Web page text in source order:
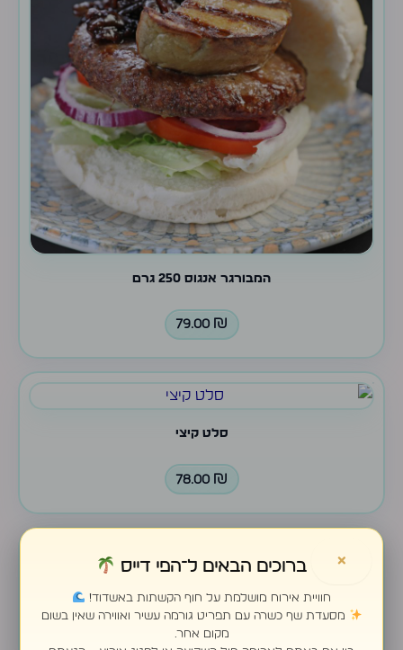
המבורגר אנגוס 250 גרם
79.00 ₪
סלט קיצי
78.00 ₪
75.00₪
× ברוכים הבאים ל־הפי דייס
חוויית אירוח מושלמת על חוף הקשתות באשדוד!
מסעדת שף כשרה עם תפריט גורמה עשיר ואווירה שאין בשום
מקום אחר.